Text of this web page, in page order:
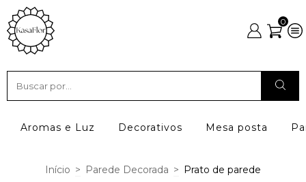
0
Aromas e Luz Decorativos Mesa posta
Início > Parede Decorada > Prato de parede